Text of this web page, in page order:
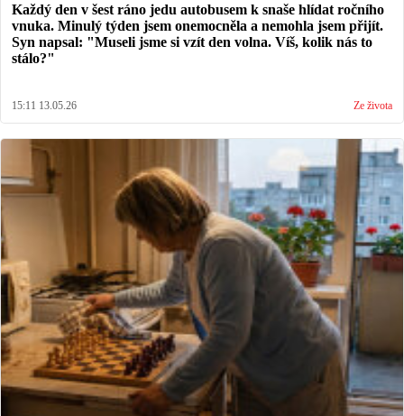
Každý den v šest ráno jedu autobusem k snaše hlídat ročního
vnuka. Minulý týden jsem onemocněla a nemohla jsem přijít.
Syn napsal: "Museli jsme si vzít den volna. Víš, kolik nás to
stálo?"
15:11 13.05.26 Ze života